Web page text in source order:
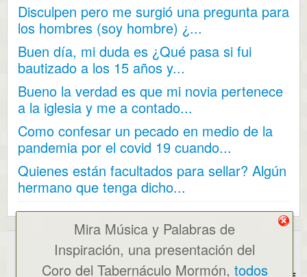
Disculpen pero me surgió una pregunta para
los hombres (soy hombre) ¿...
Buen día, mi duda es ¿Qué pasa si fui
bautizado a los 15 años y...
Bueno la verdad es que mi novia pertenece
a la iglesia y me a contado...
Como confesar un pecado en medio de la
pandemia por el covid 19 cuando...
Quienes están facultados para sellar? Algún
hermano que tenga dicho...
ALLABOUTMORMONS.COM NO ES UN SITIO WEB OFICIAL DE LA
IGLESIA SUD. TODAS LAS OPINIONES EXPRESADAS SON LAS DE
Mira Música y Palabras de
Inspiración, una presentación del
Coro del Tabernáculo Mormón, todos